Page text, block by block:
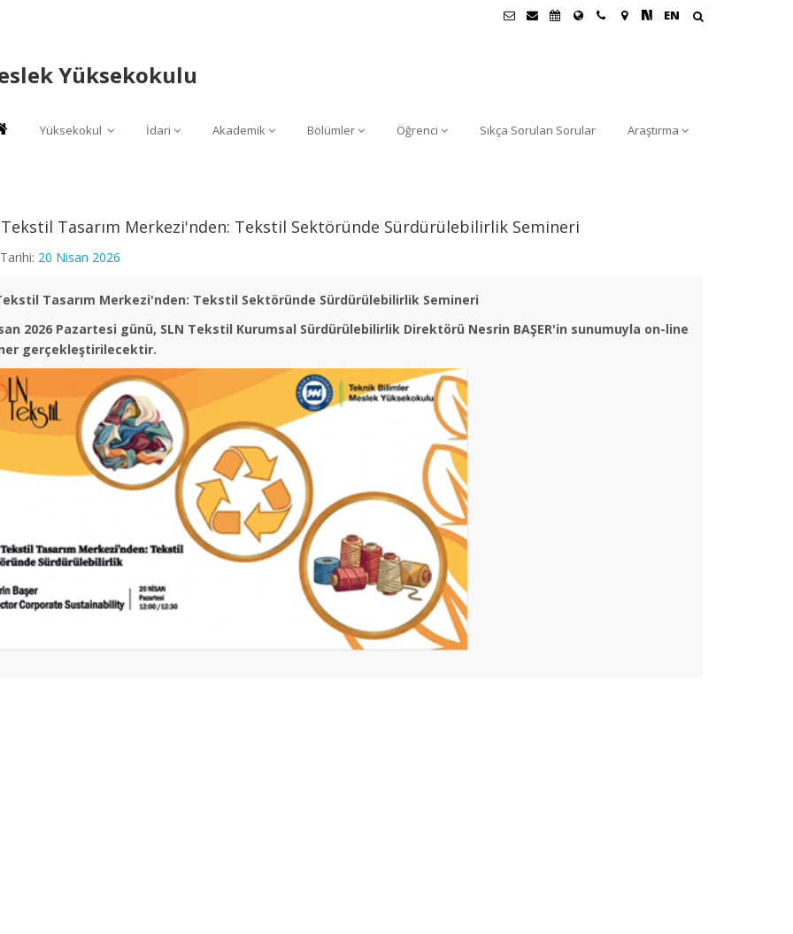
EN
Yüksekokulu
Yüksekokul İdari Akademik Bölümler Öğrenci Sıkça Sorulan Sorular Araştırma
Tekstil Tasarım Merkezi'nden: Tekstil Sektöründe Sürdürülebilirlik Semineri
20 Nisan 2026
Tasarım Merkezi'nden: Tekstil Sektöründe Sürdürülebilirlik Semineri
2026 Pazartesi günü, SLN Tekstil Kurumsal Sürdürülebilirlik Direktörü Nesrin BAŞER'in sunumuyla on-line
gerçekleştirilecektir.